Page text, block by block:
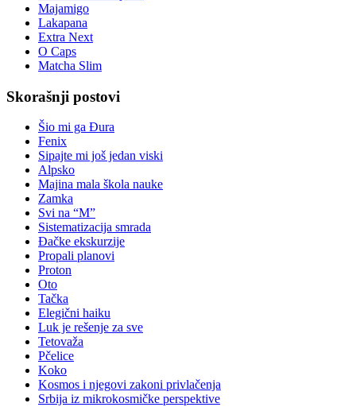
Majamigo
Lakapana
Extra Next
O Caps
Matcha Slim
Skorašnji postovi
Šio mi ga Đura
Fenix
Sipajte mi još jedan viski
Alpsko
Majina mala škola nauke
Zamka
Svi na “M”
Sistematizacija smrada
Đačke ekskurzije
Propali planovi
Proton
Oto
Tačka
Elegični haiku
Luk je rešenje za sve
Tetovaža
Pčelice
Koko
Kosmos i njegovi zakoni privlačenja
Srbija iz mikrokosmičke perspektive